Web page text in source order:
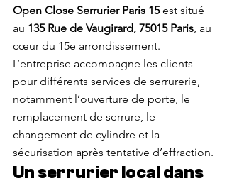
Open Close Serrurier Paris 15 est situé
au 135 Rue de Vaugirard, 75015 Paris, au
cœur du 15e arrondissement.
L’entreprise accompagne les clients
pour différents services de serrurerie,
notamment l’ouverture de porte, le
remplacement de serrure, le
changement de cylindre et la
sécurisation après tentative d’effraction.
Un serrurier local dans